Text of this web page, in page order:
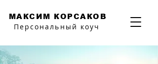
МАКСИМ КОРСАКОВ
Персональный коуч